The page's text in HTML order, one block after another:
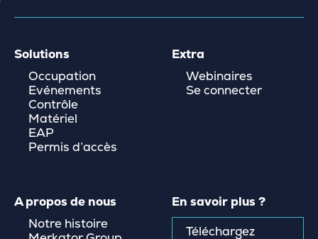
Solutions
Occupation
Evénements
Contrôle
Matériel
EAP
Permis d’accès
Extra
Webinaires
Se connecter
A propos de nous
Notre histoire
En savoir plus ?
Téléchargez